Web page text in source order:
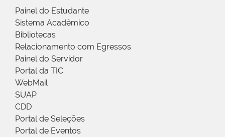
Painel do Estudante
Sistema Acadêmico
Bibliotecas
Relacionamento com Egressos
Painel do Servidor
Portal da TIC
WebMail
SUAP
CDD
Portal de Seleções
Portal de Eventos